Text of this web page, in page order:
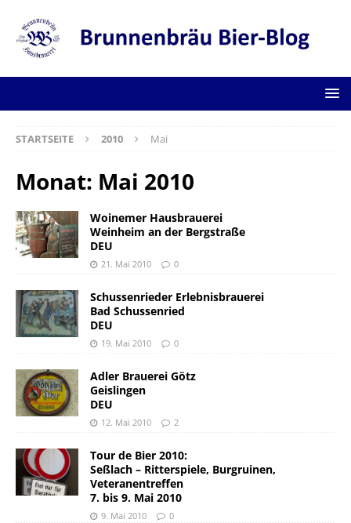
STARTSEITE 2010 Mai
Monat: Mai 2010
Woinemer Hausbrauerei
Weinheim an der Bergstraße
DEU
21. Mai 2010 0
Schussenrieder Erlebnisbrauerei
Bad Schussenried
DEU
19. Mai 2010 0
Adler Brauerei Götz
Geislingen
DEU
12. Mai 2010 2
Tour de Bier 2010:
Seßlach – Ritterspiele, Burgruinen,
Veteranentreffen
7. bis 9. Mai 2010
9. Mai 2010 0